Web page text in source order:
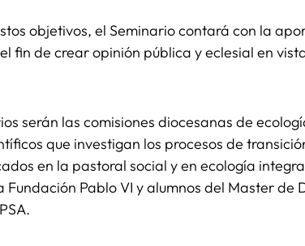
objetivos, el Seminario contará con la
fin de crear opinión pública y eclesial en
serán las comisiones diocesanas de
que investigan los procesos de
en la pastoral social y en ecología
Fundación Pablo VI y alumnos del Master